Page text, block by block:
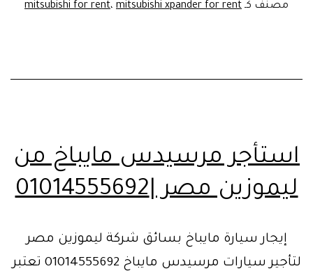
مصنف كـ
mitsubishi for rent، mitsubishi xpander for rent
استأجر مرسيدس مايباخ من
ليموزين مصر |01014555692
إيجار سيارة مايباخ بسائق شركة ليموزين مصر
لتأجير سيارات مرسيدس مايباخ 01014555692 تعتبر